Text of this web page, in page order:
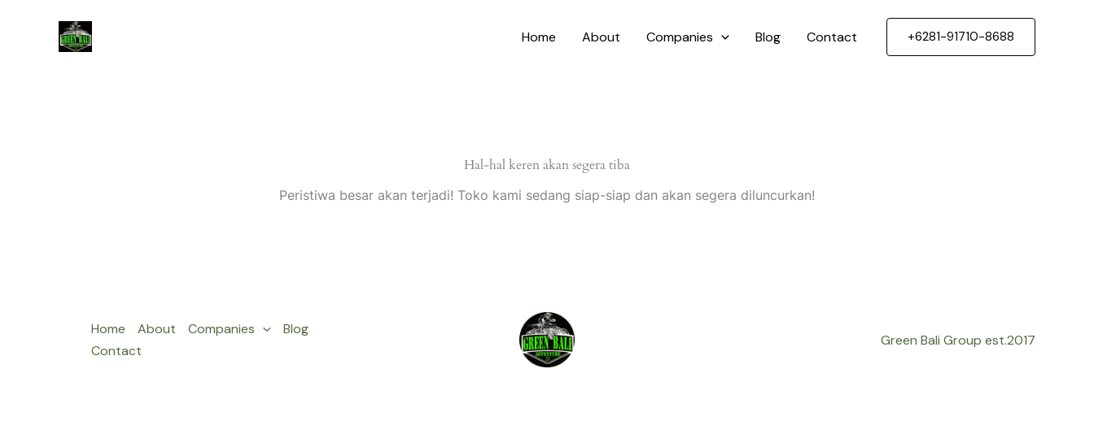
Home About Companies Blog Contact +6281-91710-8688
Hal-hal keren akan segera tiba
Peristiwa besar akan terjadi! Toko kami sedang siap-siap dan akan segera diluncurkan!
Home About Companies
Blog
Contact
Green Bali Group est.2017